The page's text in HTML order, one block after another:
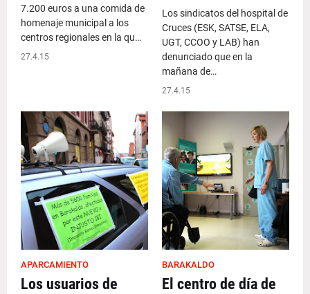
7.200 euros a una comida de
homenaje municipal a los
centros regionales en la qu…
27.4.15
Los sindicatos del hospital de
Cruces (ESK, SATSE, ELA,
UGT, CCOO y LAB) han
denunciado que en la
mañana de…
27.4.15
APARCAMIENTO
Los usuarios de
BARAKALDO
El centro de día de